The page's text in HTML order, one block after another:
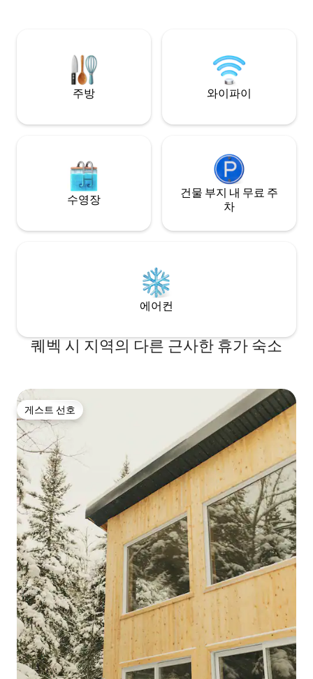
접근할 수 있습니
주방 와이파이
수영장
건물 부지 내 무료 주
차
에어컨
퀘벡 시 지역의 다른 근사한 휴가 숙소
게스트 선호
게스트 선호